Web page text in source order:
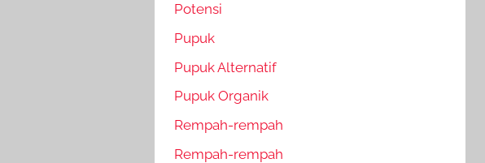
Potensi
Pupuk
Pupuk Alternatif
Pupuk Organik
Rempah-rempah
Rempah-rempah